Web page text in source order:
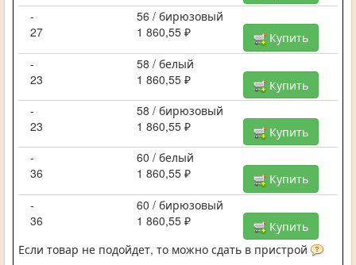
-
56 / бирюзовый
27
1 860,55 ₽
Купить
-
58 / белый
23
1 860,55 ₽
Купить
-
58 / бирюзовый
23
1 860,55 ₽
Купить
-
60 / белый
36
1 860,55 ₽
Купить
-
60 / бирюзовый
36
1 860,55 ₽
Купить
Если товар не подойдет, то можно сдать в пристрой